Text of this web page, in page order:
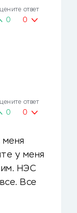
ответ
0 0
у меня
им. НЭС
Все
ответ
0 0